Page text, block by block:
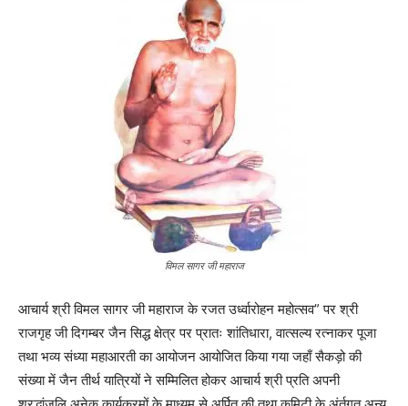
विमल सागर जी महाराज
आचार्य श्री विमल सागर जी महाराज के रजत उर्ध्वारोहन महोत्सव” पर श्री
राजगृह जी दिगम्बर जैन सिद्ध क्षेत्र पर प्रातः शांतिधारा, वात्सल्य रत्नाकर पूजा
तथा भव्य संध्या महाआरती का आयोजन आयोजित किया गया जहाँ सैकड़ो की
संख्या में जैन तीर्थ यात्रियों ने सम्मिलित होकर आचार्य श्री प्रति अपनी